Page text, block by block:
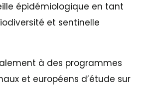
épidémiologique en tant
et sentinelle
à des programmes
et européens d’étude sur